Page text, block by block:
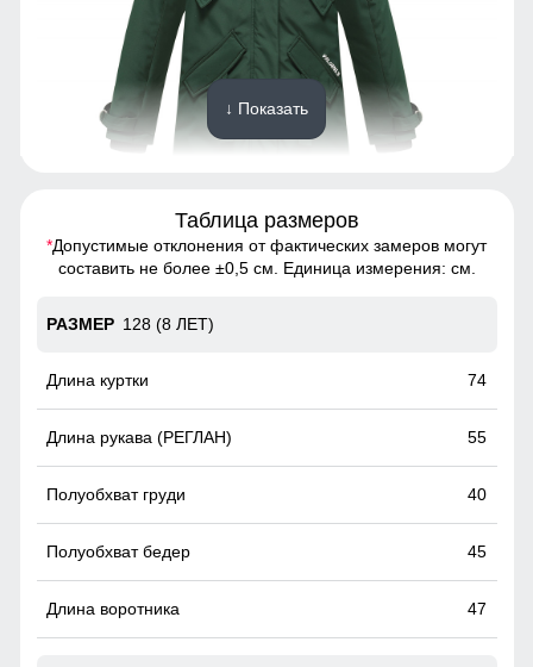
Благодаря универсальной посадке, Куртки подойдут
девочкам с различным типом фигур.
Меховая опушка
енота.
↓ Показать
Таблица размеров
*Допустимые отклонения от фактических замеров могут
составить не более ±0,5 см. Единица измерения: см.
128 (8 ЛЕТ)
74
55
40
45
47